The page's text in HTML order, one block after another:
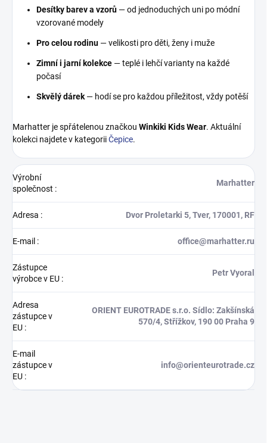
Desítky barev a vzorů — od jednoduchých uni po módní
vzorované modely
Pro celou rodinu — velikosti pro děti, ženy i muže
Zimní i jarní kolekce — teplé i lehčí varianty na každé
počasí
Skvělý dárek — hodí se pro každou příležitost, vždy potěší
Marhatter je spřátelenou značkou Winkiki Kids Wear. Aktuální
kolekci najdete v kategoriiČepice.
Výrobní
společnost :
Marhatter
Adresa : Dvor Proletarki 5, Tver, 170001, RF
E-mail : office@marhatter.ru
Zástupce
výrobce v EU :
Petr Vyoral
Adresa
zástupce v
EU :
ORIENT EUROTRADE s.r.o. Sídlo: Zakšínská
570/4, Střížkov, 190 00 Praha 9
E-mail
zástupce v
EU :
info@orienteurotrade.cz